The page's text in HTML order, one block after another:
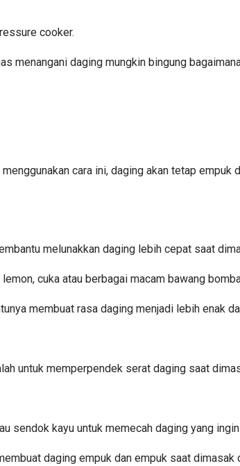
cooker.
menangani daging mungkin bingung
cara ini, daging akan tetap
melunakkan daging lebih cepat saat
cuka atau berbagai macam bawang
membuat rasa daging menjadi lebih enak
untuk memperpendek serat daging saat
sendok kayu untuk memecah daging yang
daging empuk dan empuk saat dimasak